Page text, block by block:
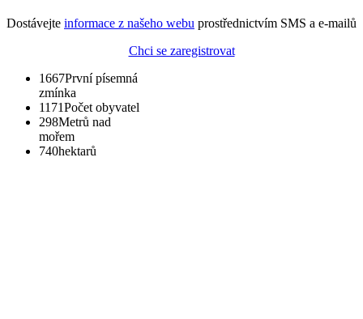
Dostávejte informace z našeho webu prostřednictvím SMS a e-mailů
Chci se zaregistrovat
1667První písemná
zmínka
1171Počet obyvatel
298Metrů nad
mořem
740hektarů